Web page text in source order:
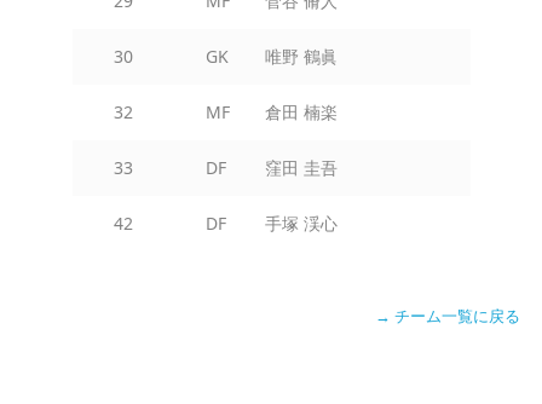
30 GK 唯野 鶴眞
32 MF 倉田 楠楽
33 DF 窪田 圭吾
42 DF 手塚 渓心
→ チーム一覧に戻る